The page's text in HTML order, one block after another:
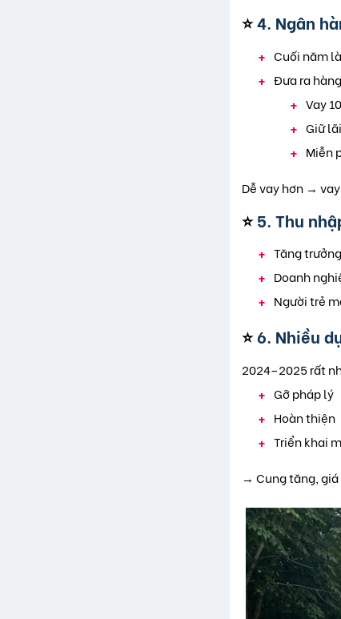
⭐4. Ngân
Cuối năm
Đưa ra
Vay
Giữ
Miễn
Dễ vay hơn →
⭐5. Thu
Tăng
Doanh
Người trẻ
⭐6. Nhiều
2024–2025 rất
Gỡ pháp lý
Hoàn thiện
Triển khai
→ Cung tăng,